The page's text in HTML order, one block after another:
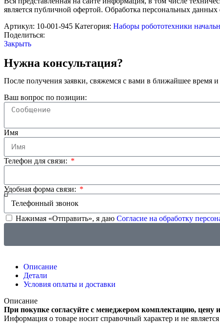
является публичной офертой. Обработка персональных
Артикул: 10-001-945 Категория: Наборы робототехники
Поделиться:
Закрыть
Нужна консультация?
После получения заявки, свяжемся с вами в ближайшее время
Ваш вопрос по позиции:
Имя
Телефон для связи:
Удобная форма связи:
Нажимая «Отправить», я даю Согласие на обработку
Описание
Детали
Условия оплаты и доставки
Описание
При покупке согласуйте с менеджером комплектацию,
Информация о товаре носит справочный характер и не